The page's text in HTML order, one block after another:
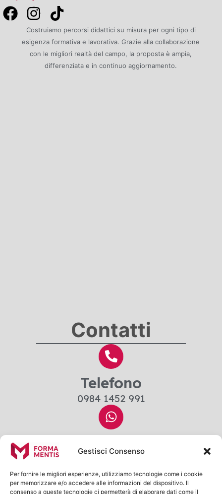
Gestisci Consenso
Per fornire le migliori esperienze, utilizziamo tecnologie come i cookie
per memorizzare e/o accedere alle informazioni del dispositivo. Il
consenso a queste tecnologie ci permetterà di elaborare dati come il
F
a
I
n
s
t
T
i
k
t
o
Costruiamo percorsi didattici su misura per ogni tipo di
esigenza formativa e lavorativa. Grazie alla collaborazione
con le migliori realtà del campo, la proposta è ampia,
differenziata e in continuo aggiornamento.
Contatti
Telefono
0984 1452 991
Whatsapp